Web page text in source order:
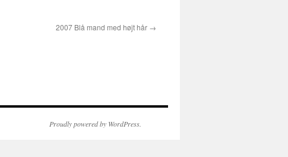
2007 Blå mand med højt hår
Proudly powered by WordPress.